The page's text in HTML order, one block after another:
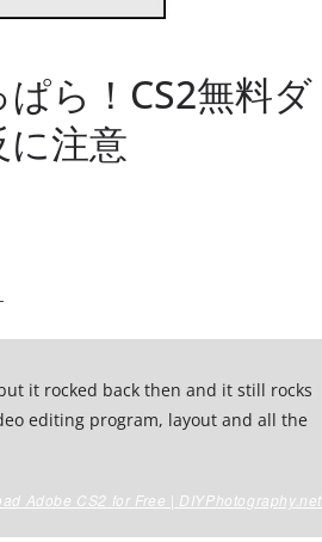
ら！CS2無料ダ
注意
it rocked back then and it still rocks
editing program, layout and all the
Adobe CS2 for Free | DIYPhotography.net